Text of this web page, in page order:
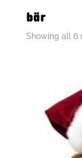
bär
Showing all 6